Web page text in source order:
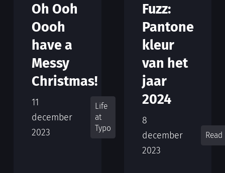
Oh Ooh
Oooh
have a
Messy
Christmas!
11
december
2023
Life
at
Typo
Fuzz:
Pantone
kleur
van het
jaar
2024
8
december
2023
Read